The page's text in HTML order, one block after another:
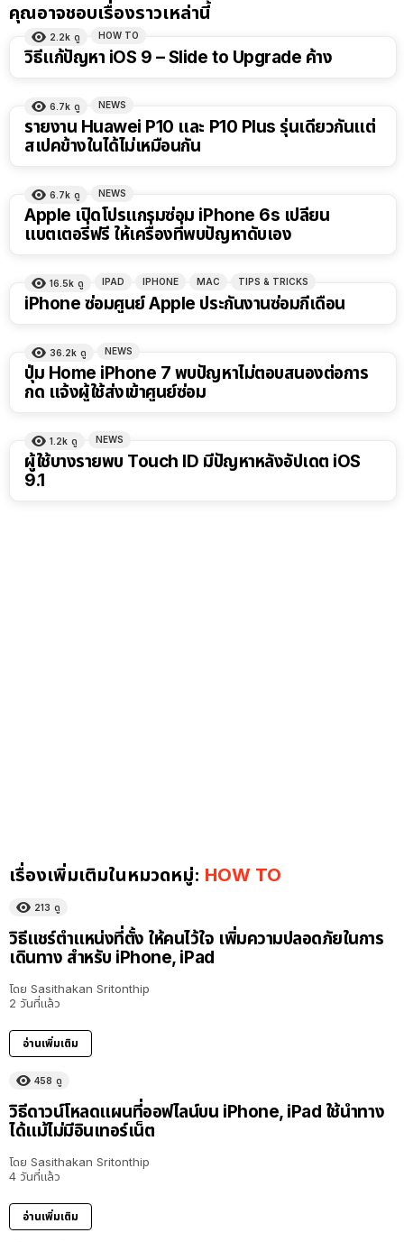
คุณอาจชอบเรื่องราวเหล่านี้
2.2k ดู HOW TO
วิธีแก้ปัญหา iOS 9 – Slide to Upgrade ค้าง
6.7k ดู NEWS
รายงาน Huawei P10 และ P10 Plus รุ่นเดียวกันแต่
สเปคข้างในได้ไม่เหมือนกัน
6.7k ดู NEWS
Apple เปิดโปรแกรมซ่อม iPhone 6s เปลี่ยน
แบตเตอรี่ฟรี ให้เครื่องที่พบปัญหาดับเอง
16.5k ดู IPAD IPHONE MAC TIPS & TRICKS
iPhone ซ่อมศูนย์ Apple ประกันงานซ่อมกี่เดือน
36.2k ดู NEWS
ปุ่ม Home iPhone 7 พบปัญหาไม่ตอบสนองต่อการ
กด แจ้งผู้ใช้ส่งเข้าศูนย์ซ่อม
1.2k ดู NEWS
ผู้ใช้บางรายพบ Touch ID มีปัญหาหลังอัปเดต iOS
9.1
เรื่องเพิ่มเติมในหมวดหมู่: HOW TO
213 ดู
วิธีแชร์ตำแหน่งที่ตั้ง ให้คนไว้ใจ เพิ่มความปลอดภัยในการ
เดินทาง สำหรับ iPhone, iPad
โดย Sasithakan Sritonthip
2 วันที่แล้ว
อ่านเพิ่มเติม
458 ดู
วิธีดาวน์โหลดแผนที่ออฟไลน์บน iPhone, iPad ใช้นำทาง
ได้แม้ไม่มีอินเทอร์เน็ต
โดย Sasithakan Sritonthip
4 วันที่แล้ว
อ่านเพิ่มเติม